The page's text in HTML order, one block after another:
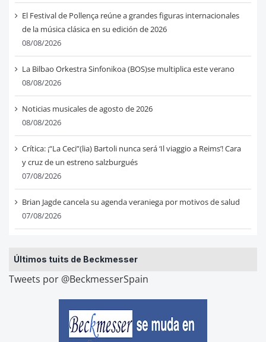
El Festival de Pollença reúne a grandes figuras internacionales
de la música clásica en su edición de 2026
08/08/2026
La Bilbao Orkestra Sinfonikoa (BOS)se multiplica este verano
08/08/2026
Noticias musicales de agosto de 2026
08/08/2026
Crítica: ¡“La Ceci”(lia) Bartoli nunca será ‘Il viaggio a Reims’! Cara
y cruz de un estreno salzburgués
07/08/2026
Brian Jagde cancela su agenda veraniega por motivos de salud
07/08/2026
Últimos tuits de Beckmesser
Tweets por @BeckmesserSpain